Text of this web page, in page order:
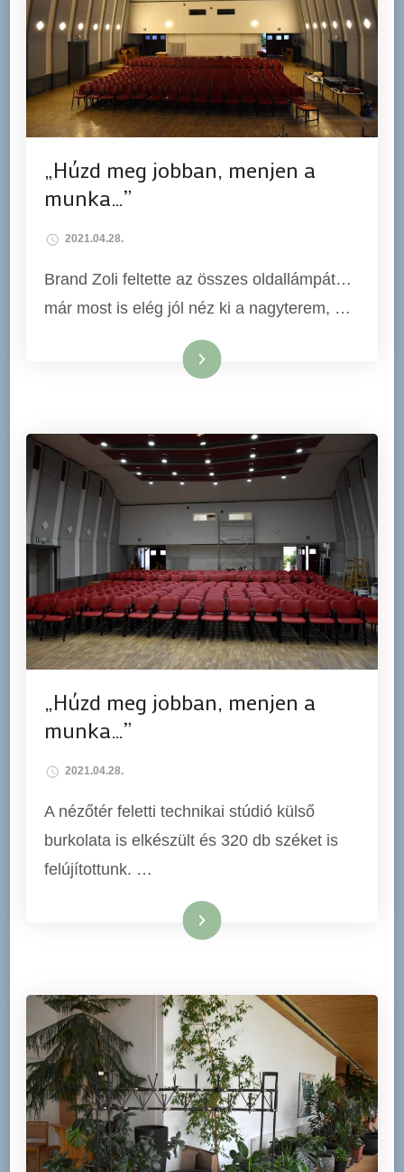
„Húzd meg jobban, menjen a
munka…”
2021.04.28.
Brand Zoli feltette az összes oldallámpát…
már most is elég jól néz ki a nagyterem, …
Tovább
„Húzd meg jobban, menjen a
munka…”
2021.04.28.
A nézőtér feletti technikai stúdió külső
burkolata is elkészült és 320 db széket is
felújítottunk. …
Tovább